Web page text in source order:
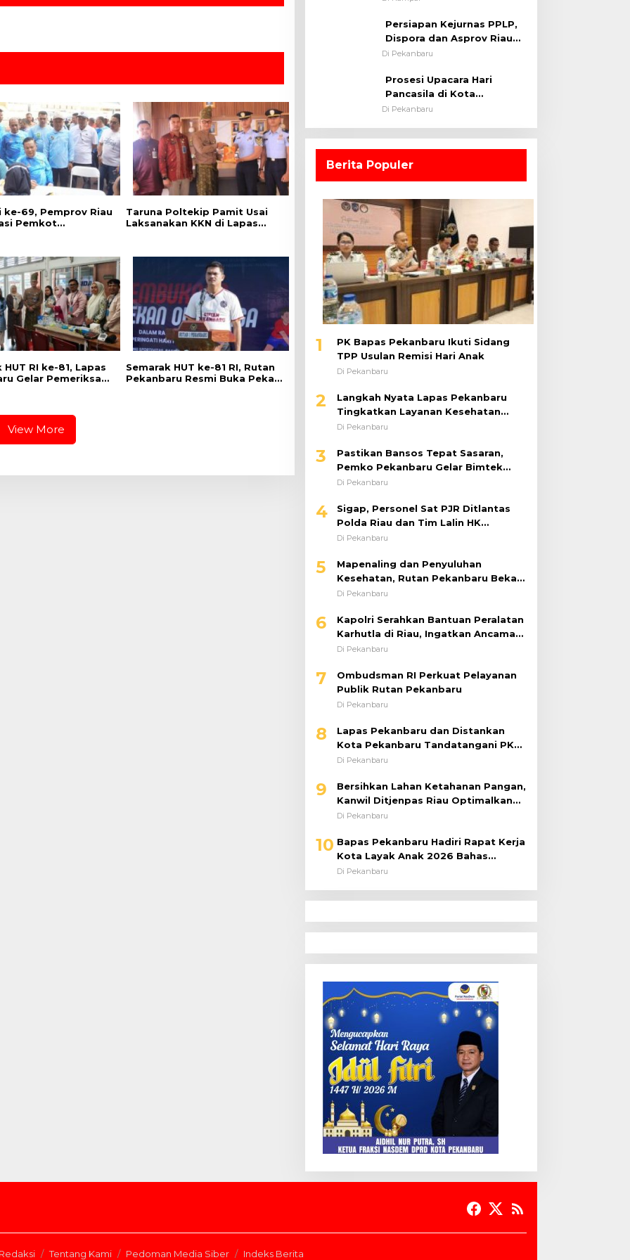
ke-69, Pemprov Riau
Pemkot
Taruna Poltekip Pamit Usai
Laksanakan KKN di Lapas
HUT RI ke-81, Lapas
Gelar Pemeriksaan
Semarak HUT ke-81 RI, Rutan
Pekanbaru Resmi Buka Pekan
View More
Persiapan Kejurnas PPLP,
Dispora dan Asprov Riau
Tinjau Kelayakan Rumput
Di Pekanbaru
Prosesi Upacara Hari
Pancasila di Kota
Pekanbaru Tetap Khidmat
Di Pekanbaru
Berita Populer
1
PK Bapas Pekanbaru Ikuti Sidang
TPP Usulan Remisi Hari Anak
Di Pekanbaru
2
Langkah Nyata Lapas Pekanbaru
Tingkatkan Layanan Kesehatan
Melalui Program Prolanis
Di Pekanbaru
3
Pastikan Bansos Tepat Sasaran,
Pemko Pekanbaru Gelar Bimtek
DTSEN Bagi Operator Puskessos
Di Pekanbaru
4
Sigap, Personel Sat PJR Ditlantas
Polda Riau dan Tim Lalin HK
Berjibaku Selamatkan Korban
Di Pekanbaru
5
Mapenaling dan Penyuluhan
Kesehatan, Rutan Pekanbaru Bekali
37 Tahanan Baru dengan Edukasi
Di Pekanbaru
6
Kapolri Serahkan Bantuan Peralatan
Karhutla di Riau, Ingatkan Ancaman
El Niño dan Prioritaskan
Di Pekanbaru
7
Ombudsman RI Perkuat Pelayanan
Publik Rutan Pekanbaru
Di Pekanbaru
8
Lapas Pekanbaru dan Distankan
Kota Pekanbaru Tandatangani PKS,
Warga Binaan Dibekali Keterampilan
Di Pekanbaru
9
Bersihkan Lahan Ketahanan Pangan,
Kanwil Ditjenpas Riau Optimalkan
Produktivitas
Di Pekanbaru
10 Bapas Pekanbaru Hadiri Rapat Kerja
Kota Layak Anak 2026 Bahas
Penanganan ABH
Di Pekanbaru
Redaksi Tentang Kami Pedoman Media Siber Indeks Berita